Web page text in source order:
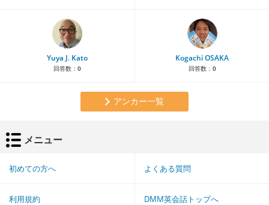
Yuya J. Kato
回答数： 0
Kogachi OSAKA
回答数： 0
アンカー一覧
メニュー
初めての方へ よくある質問
利用規約 DMM英会話トップへ